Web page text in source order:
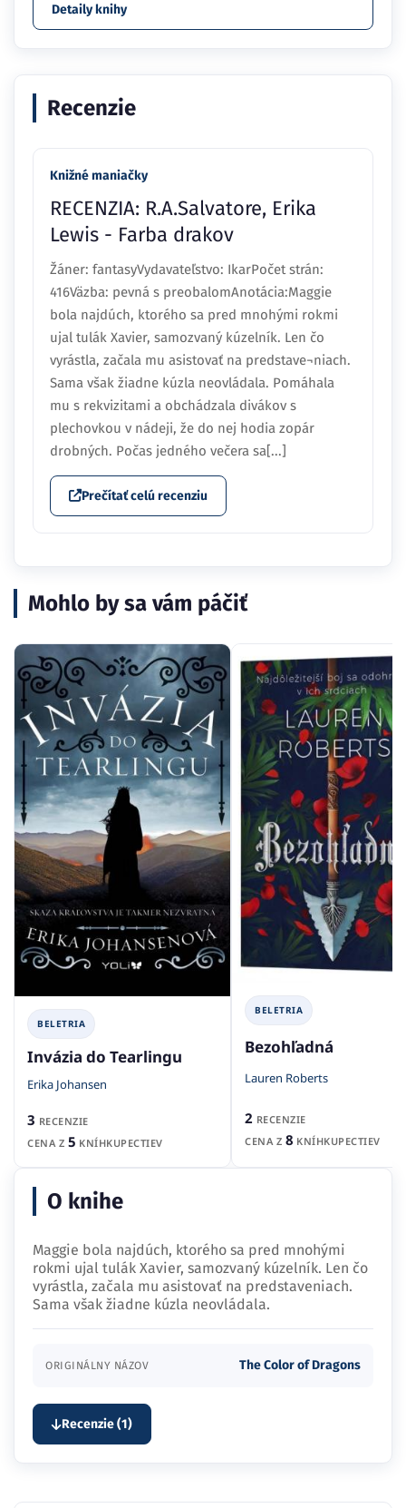
Detaily knihy
Recenzie
Knižné maniačky
RECENZIA: R.A.Salvatore, Erika
Lewis - Farba drakov
Žáner: fantasyVydavateľstvo: IkarPočet strán:
416Väzba: pevná s preobalomAnotácia:Maggie
bola najdúch, ktorého sa pred mnohými rokmi
ujal tulák Xavier, samozvaný kúzelník. Len čo
vyrástla, začala mu asistovať na predstave¬niach.
Sama však žiadne kúzla neovládala. Pomáhala
mu s rekvizitami a obchádzala divákov s
plechovkou v nádeji, že do nej hodia zopár
drobných. Počas jedného večera sa[...]
Prečítať celú recenziu
Mohlo by sa vám páčiť
BELETRIA
Invázia do Tearlingu
Erika Johansen
3 RECENZIE
CENA Z 5 KNÍHKUPECTIEV
BELETRIA
Bezohľadná
Lauren Roberts
2 RECENZIE
CENA Z 8 KNÍHKUPECTIEV
O knihe
Maggie bola najdúch, ktorého sa pred mnohými
rokmi ujal tulák Xavier, samozvaný kúzelník. Len čo
vyrástla, začala mu asistovať na predstaveniach.
Sama však žiadne kúzla neovládala.
ORIGINÁLNY NÁZOV The Color of Dragons
Recenzie (1)